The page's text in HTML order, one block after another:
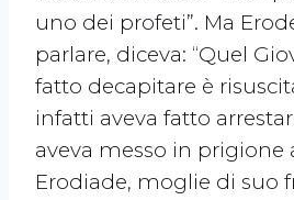
uno dei profeti”. Ma
parlare, diceva: “Quel
fatto decapitare è
infatti aveva fatto
aveva messo in prigione
Erodiade, moglie di suo